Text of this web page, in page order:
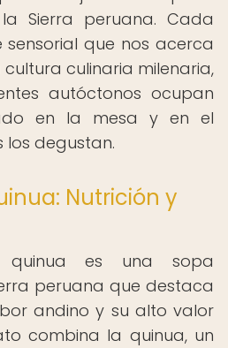
Sierra peruana. Cada
que nos acerca
culinaria milenaria,
autóctonos ocupan
en la mesa y en el
los degustan.
Nutrición y
es una sopa
peruana que destaca
andino y su alto valor
combina la quinua, un